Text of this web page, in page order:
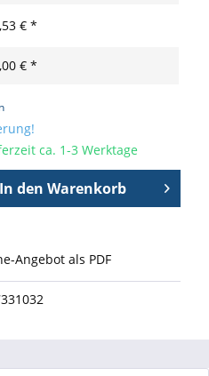
€ *
€ *
ca. 1-3 Werktage
In den Warenkorb
Angebot als PDF